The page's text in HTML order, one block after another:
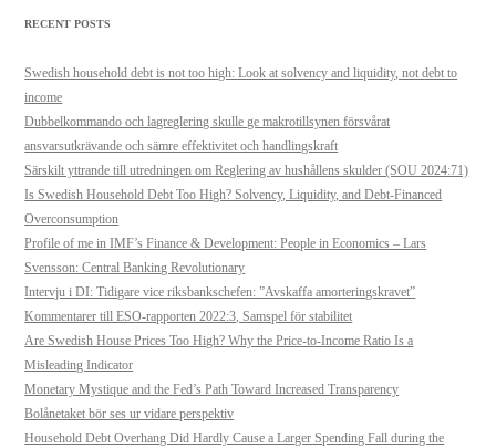
RECENT POSTS
Swedish household debt is not too high: Look at solvency and liquidity, not debt to
income
Dubbelkommando och lagreglering skulle ge makrotillsynen försvårat
ansvarsutkrävande och sämre effektivitet och handlingskraft
Särskilt yttrande till utredningen om Reglering av hushållens skulder (SOU 2024:71)
Is Swedish Household Debt Too High? Solvency, Liquidity, and Debt-Financed
Overconsumption
Profile of me in IMF’s Finance & Development: People in Economics – Lars
Svensson: Central Banking Revolutionary
Intervju i DI: Tidigare vice riksbankschefen: ”Avskaffa amorteringskravet”
Kommentarer till ESO-rapporten 2022:3, Samspel för stabilitet
Are Swedish House Prices Too High? Why the Price-to-Income Ratio Is a
Misleading Indicator
Monetary Mystique and the Fed’s Path Toward Increased Transparency
Bolånetaket bör ses ur vidare perspektiv
Household Debt Overhang Did Hardly Cause a Larger Spending Fall during the